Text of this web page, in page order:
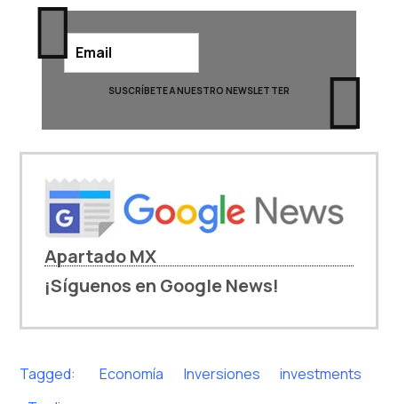
Apartado MX
¡Síguenos en Google News!
Tagged: Economía Inversiones
investments